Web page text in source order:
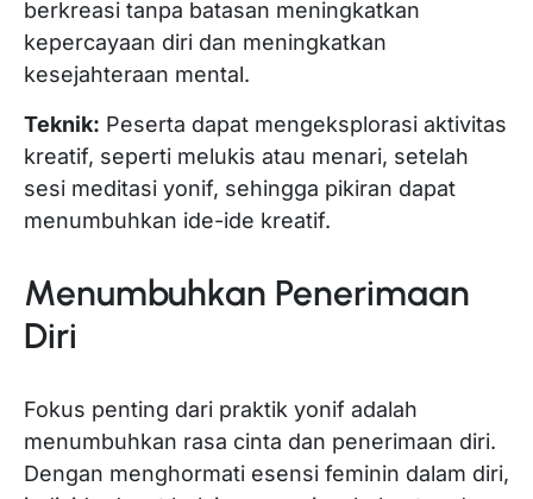
berkreasi tanpa batasan meningkatkan
kepercayaan diri dan meningkatkan
kesejahteraan mental.
Teknik: Peserta dapat mengeksplorasi aktivitas
kreatif, seperti melukis atau menari, setelah
sesi meditasi yonif, sehingga pikiran dapat
menumbuhkan ide-ide kreatif.
Menumbuhkan Penerimaan
Diri
Fokus penting dari praktik yonif adalah
menumbuhkan rasa cinta dan penerimaan diri.
Dengan menghormati esensi feminin dalam diri,